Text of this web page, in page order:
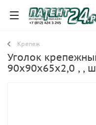
Крепеж
Уголок
90х90х65х2,0 , ,